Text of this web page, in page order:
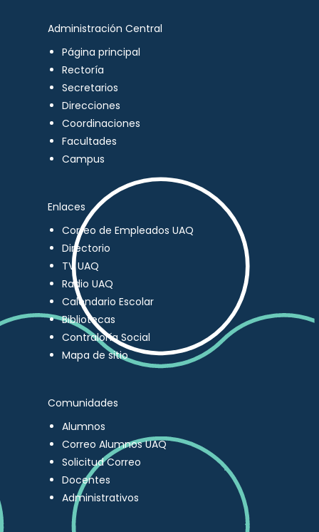
Administración Central
Página principal
Rectoría
Secretarios
Direcciones
Coordinaciones
Facultades
Campus
Enlaces
Correo de Empleados UAQ
Directorio
TV UAQ
Radio UAQ
Calendario Escolar
Bibliotecas
Contraloría Social
Mapa de sitio
Comunidades
Alumnos
Correo Alumnos UAQ
Solicitud Correo
Docentes
Administrativos